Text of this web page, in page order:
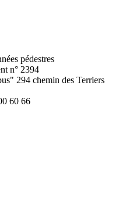
pédestres
n° 2394
294 chemin des Terriers
60 66